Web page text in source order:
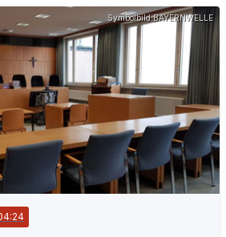
Symbolbild BAYERNWELLE